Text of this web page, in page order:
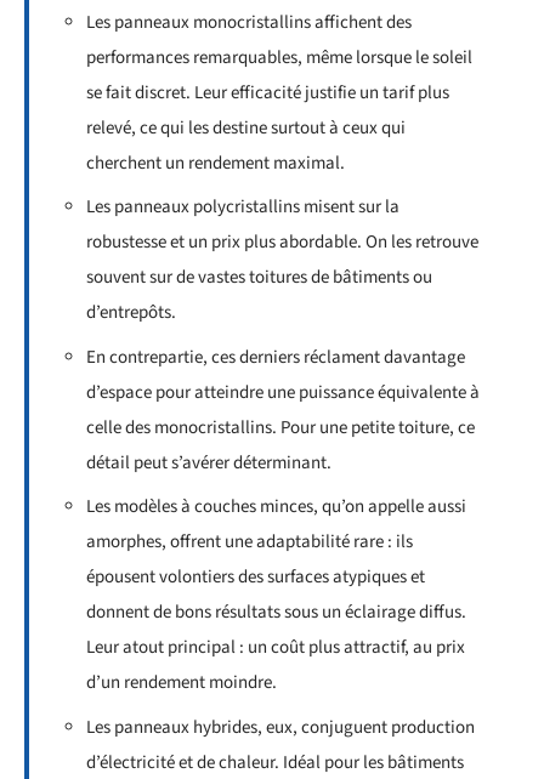
Les panneaux monocristallins affichent des
performances remarquables, même lorsque le soleil
se fait discret. Leur efficacité justifie un tarif plus
relevé, ce qui les destine surtout à ceux qui
cherchent un rendement maximal.
Les panneaux polycristallins misent sur la
robustesse et un prix plus abordable. On les retrouve
souvent sur de vastes toitures de bâtiments ou
d’entrepôts.
En contrepartie, ces derniers réclament davantage
d’espace pour atteindre une puissance équivalente à
celle des monocristallins. Pour une petite toiture, ce
détail peut s’avérer déterminant.
Les modèles à couches minces, qu’on appelle aussi
amorphes, offrent une adaptabilité rare : ils
épousent volontiers des surfaces atypiques et
donnent de bons résultats sous un éclairage diffus.
Leur atout principal : un coût plus attractif, au prix
d’un rendement moindre.
Les panneaux hybrides, eux, conjuguent production
d’électricité et de chaleur. Idéal pour les bâtiments